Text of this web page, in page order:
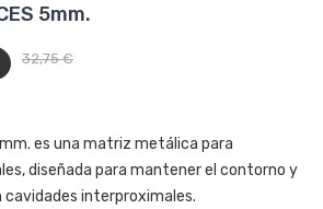
5mm.
32,75 €
es una matriz metálica para
diseñada para mantener el contorno y
interproximales.